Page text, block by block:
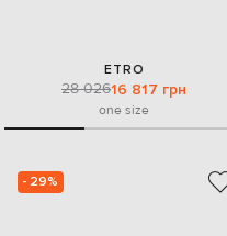
ETRO
28 02616 817 грн
one size
- 29%